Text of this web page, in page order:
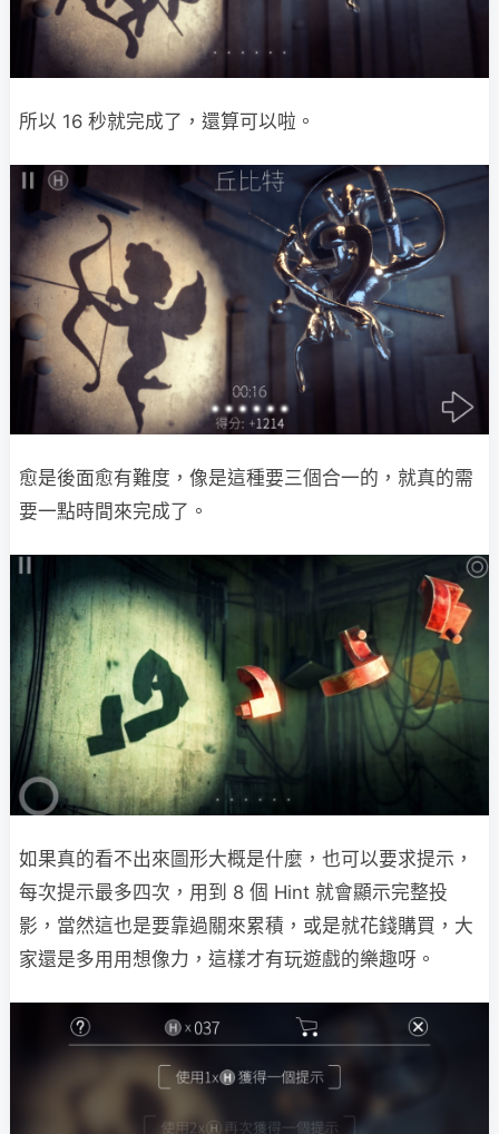
所以 16 秒就完成了，還算可以啦。
愈是後面愈有難度，像是這種要三個合一的，就真的需
要一點時間來完成了。
如果真的看不出來圖形大概是什麼，也可以要求提示，
每次提示最多四次，用到 8 個 Hint 就會顯示完整投
影，當然這也是要靠過關來累積，或是就花錢購買，大
家還是多用用想像力，這樣才有玩遊戲的樂趣呀。